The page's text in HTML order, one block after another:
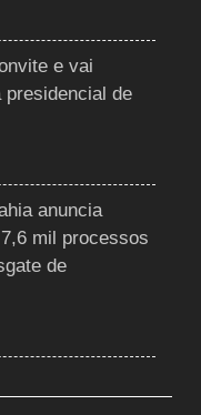
e vai
presidencial de
anuncia
mil processos
de